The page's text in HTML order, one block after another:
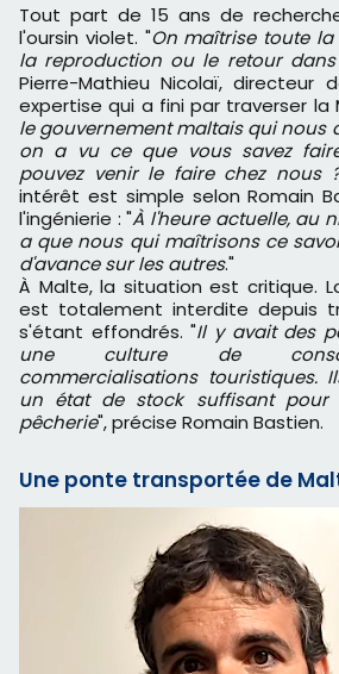
Tout part de 15 ans de recherche à Stella Mare sur
l'oursin violet. "On maîtrise toute
la reproduction ou le retour
Pierre-Mathieu Nicolaï, directeur
expertise qui a fini par traverser la
le gouvernement maltais qui nous
on a vu ce que vous savez
pouvez venir le faire chez nous
intérêt est simple selon Romain
l'ingénierie : "À l'heure actuelle, au
a que nous qui maîtrisons ce
d'avance sur les autres."
À Malte, la situation est critique.
est totalement interdite depuis
s'étant effondrés. "Il y avait des
une culture de
commercialisations touristiques.
un état de stock suffisant pour
pêcherie", précise Romain Bastien.
Une ponte transportée de